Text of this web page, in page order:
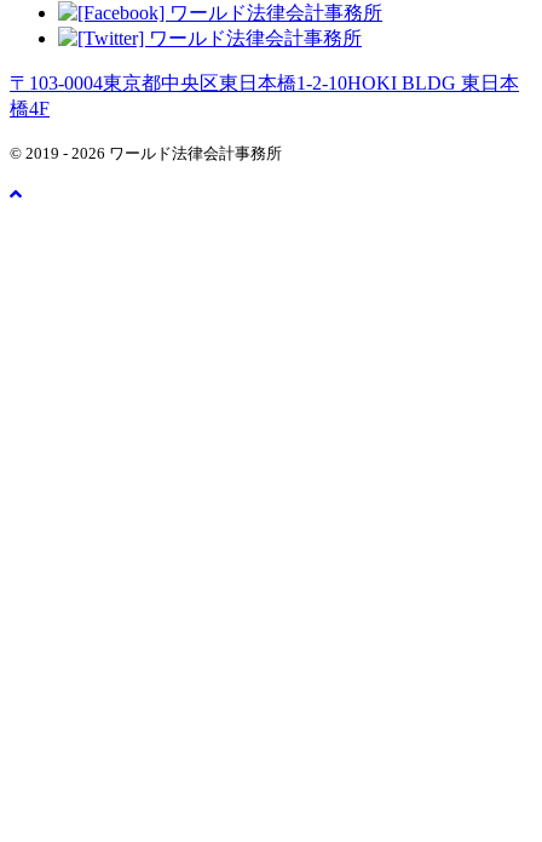
〒103-0004東京都中央区東日本橋1-2-10HOKI BLDG 東日本
橋4F
© 2019 - 2026 ワールド法律会計事務所